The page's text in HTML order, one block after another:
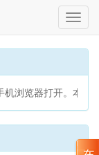
切
换
导
浏览器打开。本店